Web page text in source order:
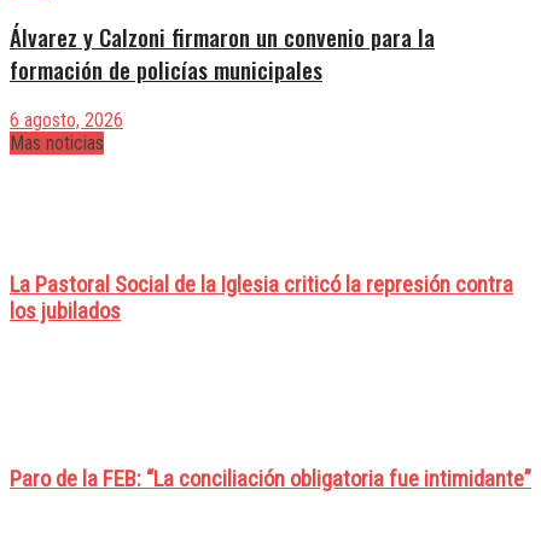
Álvarez y Calzoni firmaron un convenio para la
formación de policías municipales
6 agosto, 2026
Mas noticias
La Pastoral Social de la Iglesia criticó la represión contra
los jubilados
Paro de la FEB: “La conciliación obligatoria fue intimidante”